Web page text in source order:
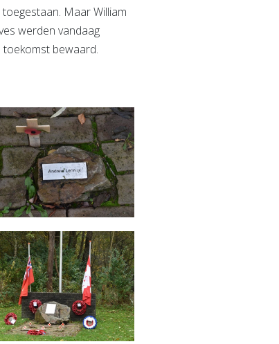
Maar William
werden vandaag
bewaard.